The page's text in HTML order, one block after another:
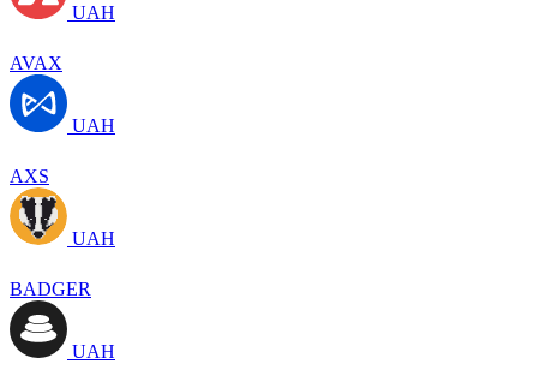
UAH
AVAX
UAH
AXS
UAH
BADGER
UAH